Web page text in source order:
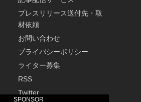
SPONSOR
プレスリリース送付先・取
材依頼
お問い合わせ
プライバシーポリシー
ライター募集
RSS
Twitter